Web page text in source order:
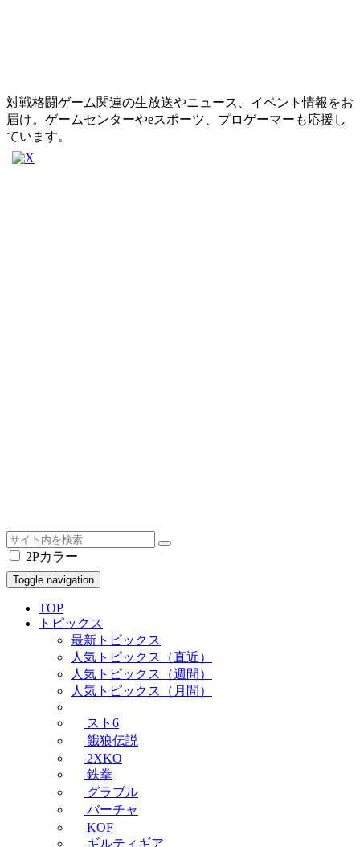
対戦格闘ゲーム関連の生放送やニュース、イベント情報をお
届け。ゲームセンターやeスポーツ、プロゲーマーも応援し
ています。
2Pカラー
Toggle navigation
TOP
トピックス
最新トピックス
人気トピックス（直近）
人気トピックス（週間）
人気トピックス（月間）
スト6
餓狼伝説
2XKO
鉄拳
グラブル
バーチャ
KOF
ギルティギア